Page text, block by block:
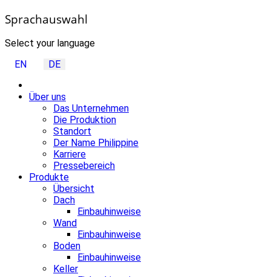
Sprachauswahl
Select your language
EN
DE
Über uns
Das Unternehmen
Die Produktion
Standort
Der Name Philippine
Karriere
Pressebereich
Produkte
Übersicht
Dach
Einbauhinweise
Wand
Einbauhinweise
Boden
Einbauhinweise
Keller